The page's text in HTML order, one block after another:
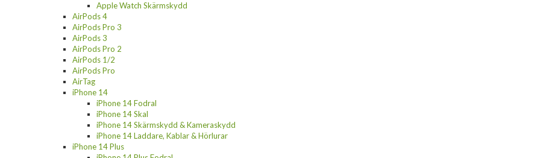
Apple Watch Skärmskydd
AirPods 4
AirPods Pro 3
AirPods 3
AirPods Pro 2
AirPods 1/2
AirPods Pro
AirTag
iPhone 14
iPhone 14 Fodral
iPhone 14 Skal
iPhone 14 Skärmskydd & Kameraskydd
iPhone 14 Laddare, Kablar & Hörlurar
iPhone 14 Plus